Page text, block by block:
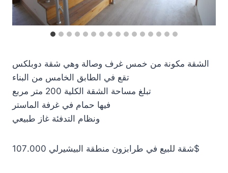
الشقة مكونة من خمس غرف وصالة وهي شقة دوبلكس
تقع في الطابق الخامس من البناء
تبلغ مساحة الشقة الكلية 200 متر مربع
فيها حمام في غرفة الماستر
ونظام التدفئة غاز طبيعي
شقة للبيع في طرابزون منطقة البيشيرلي 107.000$